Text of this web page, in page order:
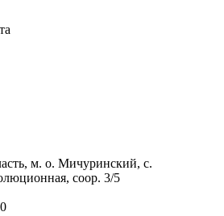
м. о. Мичуринский, с.
соор. 3/5